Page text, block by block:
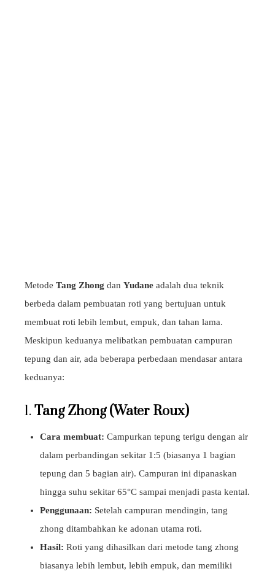
Metode Tang Zhong dan Yudane adalah dua teknik
berbeda dalam pembuatan roti yang bertujuan untuk
membuat roti lebih lembut, empuk, dan tahan lama.
Meskipun keduanya melibatkan pembuatan campuran
tepung dan air, ada beberapa perbedaan mendasar antara
keduanya:
1.Tang Zhong (Water Roux)
Cara membuat: Campurkan tepung terigu dengan air
dalam perbandingan sekitar 1:5 (biasanya 1 bagian
tepung dan 5 bagian air). Campuran ini dipanaskan
hingga suhu sekitar 65°C sampai menjadi pasta kental.
Penggunaan: Setelah campuran mendingin, tang
zhong ditambahkan ke adonan utama roti.
Hasil: Roti yang dihasilkan dari metode tang zhong
biasanya lebih lembut, lebih empuk, dan memiliki